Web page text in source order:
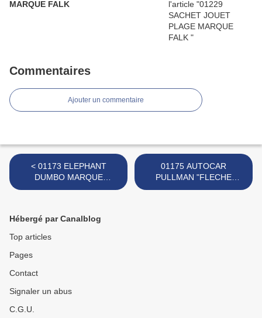
MARQUE FALK
Commentaires
Ajouter un commentaire
< 01173 ELEPHANT
DUMBO MARQUE
INCONNUE
01175 AUTOCAR
PULLMAN "FLECHE
BLEUE" MARQUE
Hébergé par Canalblog
Top articles
Pages
Contact
Signaler un abus
C.G.U.